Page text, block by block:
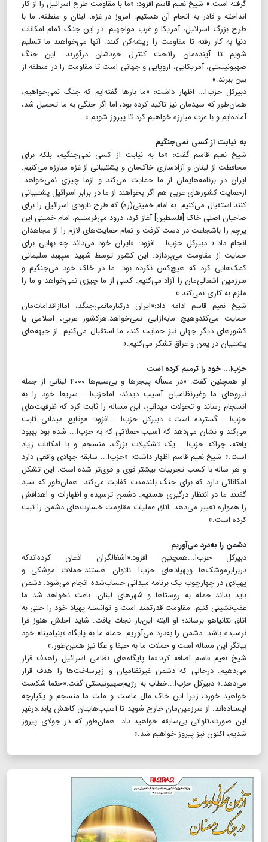
گرفته است.» شیخ نعیم قاسم افزود: «ما با مقاومت طرح اسرائیل را از کار
انداخته و قادر به انجام آن هستیم. امروز در غزه، لبنان و منطقه، ما با
طرح بزرگ اسرائیل، آمریکا و غرب مواجهیم. در این جنگ تمام امکانات
دنیا به کار رفته تا مقاومت را ریشه‌کن کنند. آنها می‌خواهند ما تسلیم
شویم تا آینده‌مان راتحت کنترل خودشان درآورند. این جنگ
صهیونیستی، آمریکایی، اروپایی و جهانی است تا مقاومت را در منطقه از
بین ببرند.»
دبیرکل حزب‌ا... اظهار داشت: «ما بارها گفته‌ایم که جنگ نمی‌خواهیم،
همان‌طور که سیدمان نیز تاکید کرده بود، اما اگر جنگی به ما تحمیل شد،
آماده‌ایم و با عزت مبارزه خواهیم کرد تا پیروز شویم.»
به نیابت از کسی نمی‌جنگیم
شیخ نعیم قاسم گفت: «ما به نیابت از کسی نمی‌جنگیم، بلکه برای
محافظت از لبنان و آزادسازی خاک‌مان و پشتیبانی از غزه مبارزه می‌کنیم.
ایران در برنامه‌هایمان از ما حمایت می‌کند و ازما چیزی نمی‌خواهد.
ازحمایت کشورهای عربی هم اگر بخواهند از ما در برابر اسرائیل پشتیبانی
کنند استقبال می‌کنیم. به امام خمینی(ره) که طرح نابودی اسرائیل را برای
صاحبان اصلی خاک [فلسطین] آغاز کرد، درود می‌فرستیم. امام خمینی این
پرچم را باشجاعت در دست گرفت و تمام حمایت‌های لازم را از مجاهدان
انجام داد.» دبیرکل حزب‌ا... افزود: «ایران خود می‌داند چه بهایی برای
حمایت از مقاومت می‌پردازد. این کشور توسط شهید سپهبد سلیمانی
کمک‌هایی کرد که هیچ‌کس نکرده بود. ما در خاک خود می‌جنگیم و
سرزمین اشغالی‌مان را آزاد می‌کنیم. کسی از ما چیزی نمی‌خواهد و ما را
ملزم به کاری نمی‌کند.»
شیخ نعیم قاسم ادامه داد:«ایران درکنارمانمی‌جنگد،‌ اماازاقدامات‌مان
حمایت می‌کندوهیچ مابه‌ازایی نمی‌خواهد.هرکشور عربی، اسلامی یا
کشورهای دیگر جهان نیز حمایت کند، ما استقبال می‌کنیم. از جبهه‌های
پشتیبان در یمن و عراق تشکر می‌کنیم.»
حزب‌ا... خود را ترمیم کرده است
او همچنین گفت: «در مسأله پیجرها و بی‌سیم‌ها ۴۰۰۰ لبنانی از جمله
نیروهای ما وغیرنظامیان آسیب دیدند،‌ اماحزب‌ا... سریعا خود را به
انسجام رساند و تحولات میدانی، این مسأله را ثابت کرد که ظرفیت‌های
حزب‌ا... گسترده است.» دبیرکل حزب‌ا... افزود: «وقایع میدانی ثابت
می‌کند و نشان می‌دهد که آسیب حملاتی که به حزب‌‌ا... شده بود بهبود
یافته، چراکه حزب‌ا... یک تشکیلات بزرگ، منسجم و با امکانات زیاد
است.» شیخ نعیم قاسم اظهار داشت: «حزب‌ا... سابقه جهادی واقعی دارد
و هر ساله با کسب تجربیات بیشتر قوی‌ و قوی‌تر شده است. این تشکل
امکاناتی دارد که برای جنگ بلندمدت کفایت می‌کند. همان‌طور که سید
گفتند ما در انتظار درگیری هستیم. دشمن ترسیده و اظهارات و اهدافش
را همواره تغییر می‌دهد. اتاق عملیات مقاومت خسارت‌های دشمن را ثبت
کرده است.»
دشمن را به‌درد می‌آوریم
دبیرکل حزب‌ا...همچنین افزود:«اشغالگران اذعان کرده‌اندکه
دربرابرموشک‌ها وپهپادهای حزب‌ا...ناتوان هستند.حملات موشکی و
پهپادی در چهارچوب یک برنامه میدانی حساب‌شده انجام می‌شود. دشمن
باید بداند حمله به روستاها و شهرهای لبنان، باعث نخواهد شد ما
عقب‌نشینی کنیم. مقاومت قدرتمند است و توانسته پهپاد خود را حتی به
اتاق نتانیاهو برساند؛ او البته این‌بار نجات یافت. شاید اجلش هنوز فرا
نرسیده باشد. دشمن را به‌درد می‌آوریم. حمله ما به پایگاه «بنیامینا» خود
بیانگر این مسأله است و حملات ما به حیفا و عکا نیز همین‌طور.»
شیخ نعیم قاسم اضافه کرد:«ما پایگاه‌های نظامی اسرائیل راهدف قرار
می‌دهیم. درحالی که دشمن غیرنظامیان و زیرساخت‌ها را هدف قرار
می‌دهد.» دبیرکل حزب‌ا...خطاب به رژیم‌صهیونیستی گفت:«حتما شکست
خواهید خورد، زیرا این خاک مال ماست و ملت ما منسجم و یکپارچه‌
ایستاده‌اند. از سرزمین‌مان خارج شوید تا آسیب‌هایتان کاهش یابد.درغیر
این صورت،تاوانی بی‌سابقه خواهید داد. همان‌طور که در جولای پیروز
شدیم، اکنون نیز پیروز خواهیم شد.»